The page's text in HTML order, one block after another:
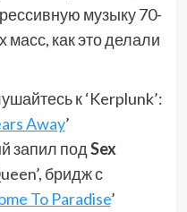
музыку 70-
как это делали
к ‘Kerplunk’:
Away’
запил подSex
бридж с
To Paradise’